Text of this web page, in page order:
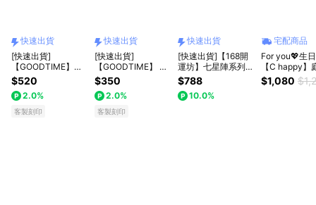
快速出貨
[快速出貨]
【GOODTIME】粉
水晶開運招財水晶樹
mini + 香氛蠟燭 水
晶擺飾 淨化能量 辦
公室小物 免費刻字
巨蟹座 開運納福 招
$520
2.0%
客製刻印
快速出貨
[快速出貨]
【GOODTIME】 粉
水晶開運招財水晶樹
mini 水晶擺飾 小禮
物 淨化能量 辦公室
小物 免費刻字 巨蟹
座 開運納福 招財禮
$350
2.0%
客製刻印
快速出貨
[快速出貨]【168開
運坊】七星陣系列
(天然夢幻紫水晶/粉
晶七星陣+孟宗竹底
盤)淨化/加持
$788
10.0%
宅配商品
For you💖生
【C happy】
瑰永生花禮+
_生日禮物
$1,080